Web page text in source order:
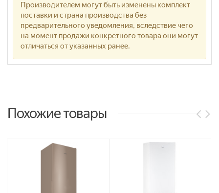
Производителем могут быть изменены комплект
поставки и страна производства без
предварительного уведомления, вследствие чего
на момент продажи конкретного товара они могут
отличаться от указанных ранее.
Похожие товары